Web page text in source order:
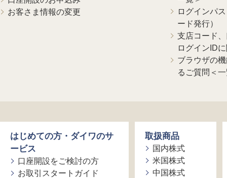
お客さま情報の変更
ログインパ
ード発行）
支店コード
ログインID
ブラウザの
るご質問＜
はじめての方・ダイワのサ
ービス
口座開設をご検討の方
お取引スタートガイド
取扱商品
国内株式
米国株式
中国株式